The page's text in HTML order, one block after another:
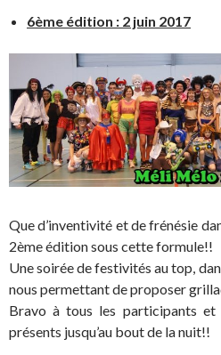
6ème édition : 2 juin 2017
Que d’inventivité et de frénésie
2ème édition sous cette formule!!
Une soirée de festivités au top,
nous permettant de proposer
Bravo à tous les participants et
présents jusqu’au bout de la nuit!!